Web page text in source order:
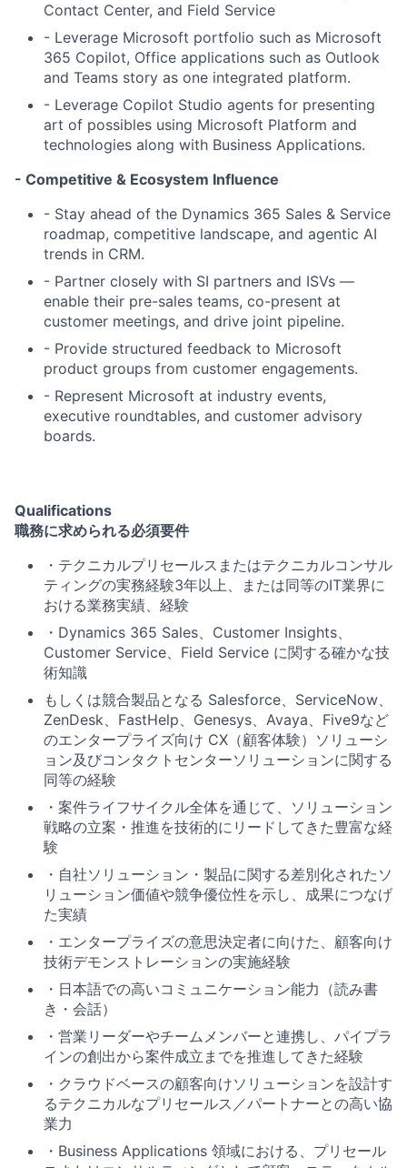
Contact Center, and Field Service
- Leverage Microsoft portfolio such as Microsoft
365 Copilot, Office applications such as Outlook
and Teams story as one integrated platform.
- Leverage Copilot Studio agents for presenting
art of possibles using Microsoft Platform and
technologies along with Business Applications.
- Competitive & Ecosystem Influence
- Stay ahead of the Dynamics 365 Sales & Service
roadmap, competitive landscape, and agentic AI
trends in CRM.
- Partner closely with SI partners and ISVs —
enable their pre-sales teams, co-present at
customer meetings, and drive joint pipeline.
- Provide structured feedback to Microsoft
product groups from customer engagements.
- Represent Microsoft at industry events,
executive roundtables, and customer advisory
boards.
Qualifications
職務に求められる必須要件
・テクニカルプリセールス またはテクニカルコンサル
ティングの実務経験3年以上、または同等のIT業界に
おける業務実績、経験
・Dynamics 365 Sales、Customer Insights、
Customer Service、Field Service に関する確かな技
術知識
もしくは競合製品となる Salesforce、ServiceNow、
ZenDesk、FastHelp、Genesys、Avaya、Five9など
のエンタープライズ向け CX（顧客体験）ソリューシ
ョン及びコンタクトセンターソリューションに関する
同等の経験
・ 案件ライフサイクル全体を通じて、 ソリューション
戦略の立案・推進を技術的にリードしてきた豊富な経
験
・自社ソリューション・製品に関する差別化されたソ
リューション価値や競争優位性を示し、成果につなげ
た実績
・ エンタープライズの意思決定者に向けた、 顧客向け
技術デモンストレーションの実施経験
・日本語での高いコミュニケーション能力（読み書
き・会話）
・ 営業リーダーやチームメンバーと連携し、 パイプラ
インの創出から案件成立までを推進してきた経験
・ クラウドベースの顧客向けソリューションを設計す
るテクニカルなプリセールス／パートナーとの高い協
業力
・ Business Applications 領域における、 プリセール